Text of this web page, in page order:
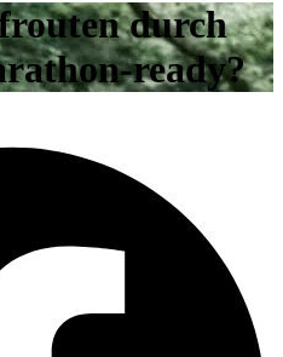
durch
ready?